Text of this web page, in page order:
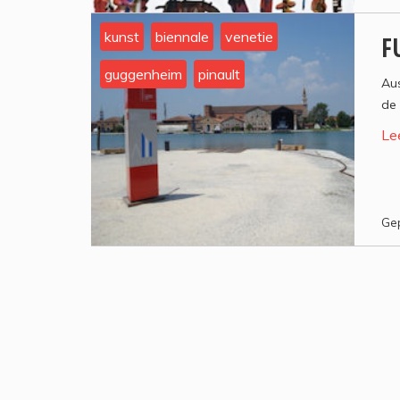
kunst biennale venetie
guggenheim pinault
de